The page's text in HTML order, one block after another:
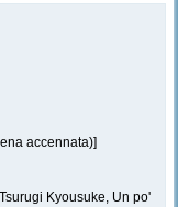
accennata)]
Kyousuke, Un po'